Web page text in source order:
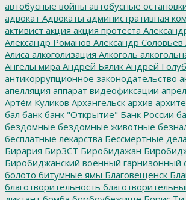
автобусные войны автобусные
адвокат Адвокаты административная
активист акция акция протеста
Александр Романов Александр Соловьев
Алиса алкоголизация Алкоголь
Ангелы мира Андрей Бялик Андрей
антикоррупционное законодательство
апелляция аппарат видеофиксации
Артём Куликов Архангельск архив
бал банк банк "Открытие" Банк России
бездомные бездомные животные
бесплатные лекарства Бессмертные дела
Бирария БирЗСТ Биробидажан
Биробиджанский военный гарнизонный
болото битумные ямы Благовещенск
благотворительность